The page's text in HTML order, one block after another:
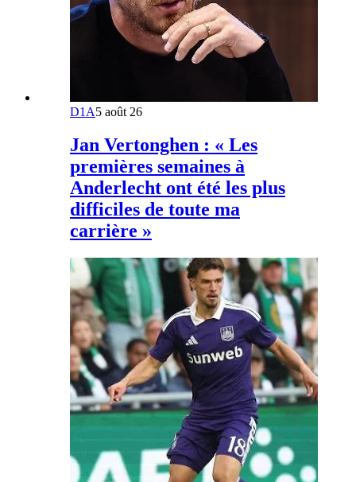
D1A5 août 26
Jan Vertonghen : « Les
premières semaines à
Anderlecht ont été les plus
difficiles de toute ma
carrière »